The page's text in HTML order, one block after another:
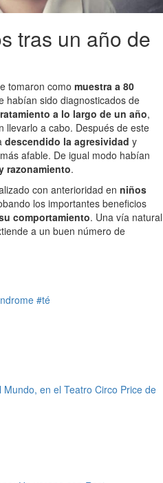
tras un año de
tomaron como muestra a 80
habían sido diagnosticados de
a lo largo de un año,
llevarlo a cabo. Después de este
descendido la agresividad y
afable. De igual modo habían
razonamiento.
con anterioridad en niños
los importantes beneficios
comportamiento. Una vía natural
a un buen número de
#té
en el Teatro Circo Price de